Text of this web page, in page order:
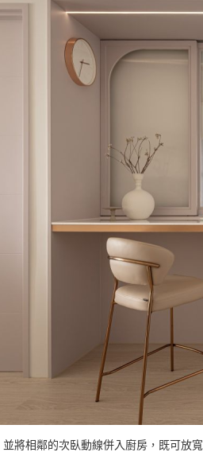
將相鄰的次臥動線併入廚房，既可放寬